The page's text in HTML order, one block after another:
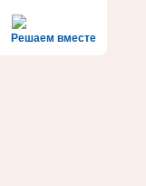
Решаем вместе